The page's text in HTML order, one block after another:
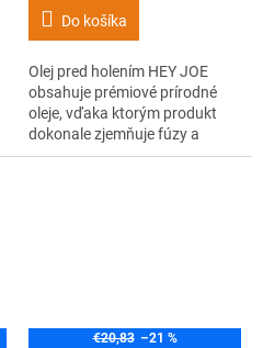
Do košíka
Olej pred holením HEY JOE
obsahuje prémiové prírodné
oleje, vďaka ktorým produkt
dokonale zjemňuje fúzy a
pripravuje pokožku na holenie.
€20,83 –21 %